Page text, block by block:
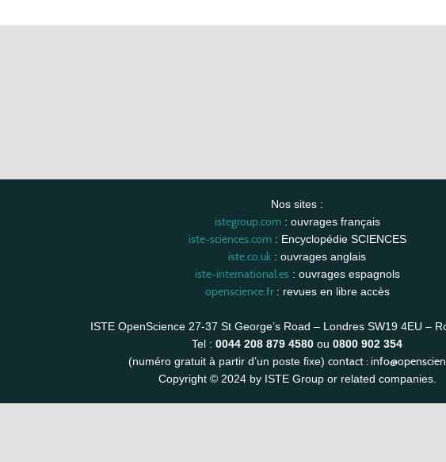
Nos sites :
istegroup.com: ouvrages français
iste-sciences.com: Encyclopédie SCIENCES
iste.co.uk : ouvrages anglais
iste-international.es: ouvrages espagnols
openscience.fr: revues en libre accès
ISTE OpenScience 27-37 St George’s Road – Londres SW19 4EU –
Tel : 0044 208 879 4580 ou 0800 902 354
(numéro gratuit à partir d’un poste fixe) contact :
Copyright © 2024 by ISTE Group or related companies.